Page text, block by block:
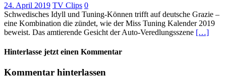
24. April 2019 TV Clips 0
Schwedisches Idyll und Tuning-Können trifft auf deutsche Grazie –
eine Kombination die zündet, wie der Miss Tuning Kalender 2019
beweist. Das amtierende Gesicht der Auto-Veredlungsszene […]
Hinterlasse jetzt einen Kommentar
Kommentar hinterlassen